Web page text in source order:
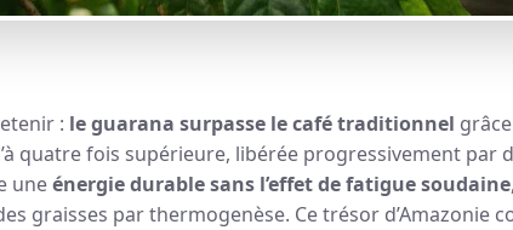
: le guarana surpasse le café traditionnel
quatre fois supérieure, libérée progressivement par
uneénergie durable sans l’effet de fatigue soudaine
graisses par thermogenèse. Ce trésor d’Amazonie